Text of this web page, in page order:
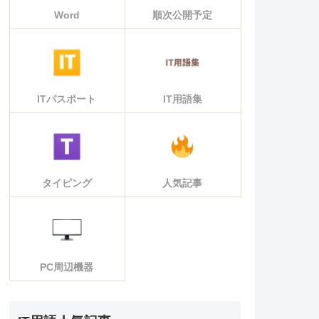
Word 順次公開予定
ITパスポート IT用語集
タイピング 人気記事
PC周辺機器